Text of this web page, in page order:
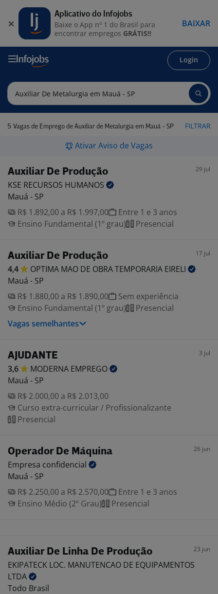
Login
5 Vagas de Emprego de Auxiliar de Metalurgia em Mauá - SP FILTRAR
Ativar Aviso de Vagas
Auxiliar De Produção 29 jul
KSE RECURSOS HUMANOS
Mauá - SP
R$ 1.892,00 a R$ 1.997,00
Entre 1 e 3 anos
Ensino Fundamental (1º grau)
Presencial
Auxiliar De Produção 17 jul
4,4 OPTIMA MAO DE OBRA TEMPORARIA EIRELI
Mauá - SP
R$ 1.880,00 a R$ 1.890,00
Sem experiência
Ensino Fundamental (1º grau)
Presencial
Vagas semelhantes
AJUDANTE 3 jul
3,6 MODERNA EMPREGO
Mauá - SP
R$ 2.000,00 a R$ 2.013,00
Curso extra-curricular / Profissionalizante
Presencial
Operador De Máquina 26 jun
Empresa confidencial
Mauá - SP
R$ 2.250,00 a R$ 2.570,00
Entre 1 e 3 anos
Ensino Médio (2º Grau)
Presencial
Auxiliar De Linha De Produção 23 jun
EKIPATECK LOC. MANUTENCAO DE EQUIPAMENTOS
LTDA
Todo Brasil
Aplicativo do Infojobs
Baixe o App nº 1 do Brasil para
encontrar empregos GRÁTIS!!
BAIXAR